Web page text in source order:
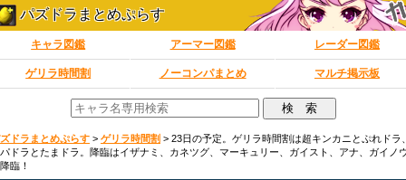
パズドラまとめぷらす
キャラ図鑑 アーマー図鑑 レーダー図鑑
ゲリラ時間割 ノーコンパまとめ マルチ掲示板
ドラまとめぷらす > ゲリラ時間割 > 23日の予定。ゲリラ時間割は超キンカニとぷれドラ
ドラとたまドラ。降臨はイザナミ、カネツグ、マーキュリー、ガイスト、アナ、ガイノ
臨！